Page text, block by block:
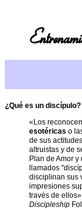
esotéricos
Entrenamiento
para el
discipulado
Entrenamiento
esotérico
discipulado
Preguntas
frecuentes
Solicitud
¿Qué es un discípulo?
«Los
esotéricas o
de sus
altruistas y de
Plan de Amor
llamados
disciplinan sus
impresiones
través de
Discipleship